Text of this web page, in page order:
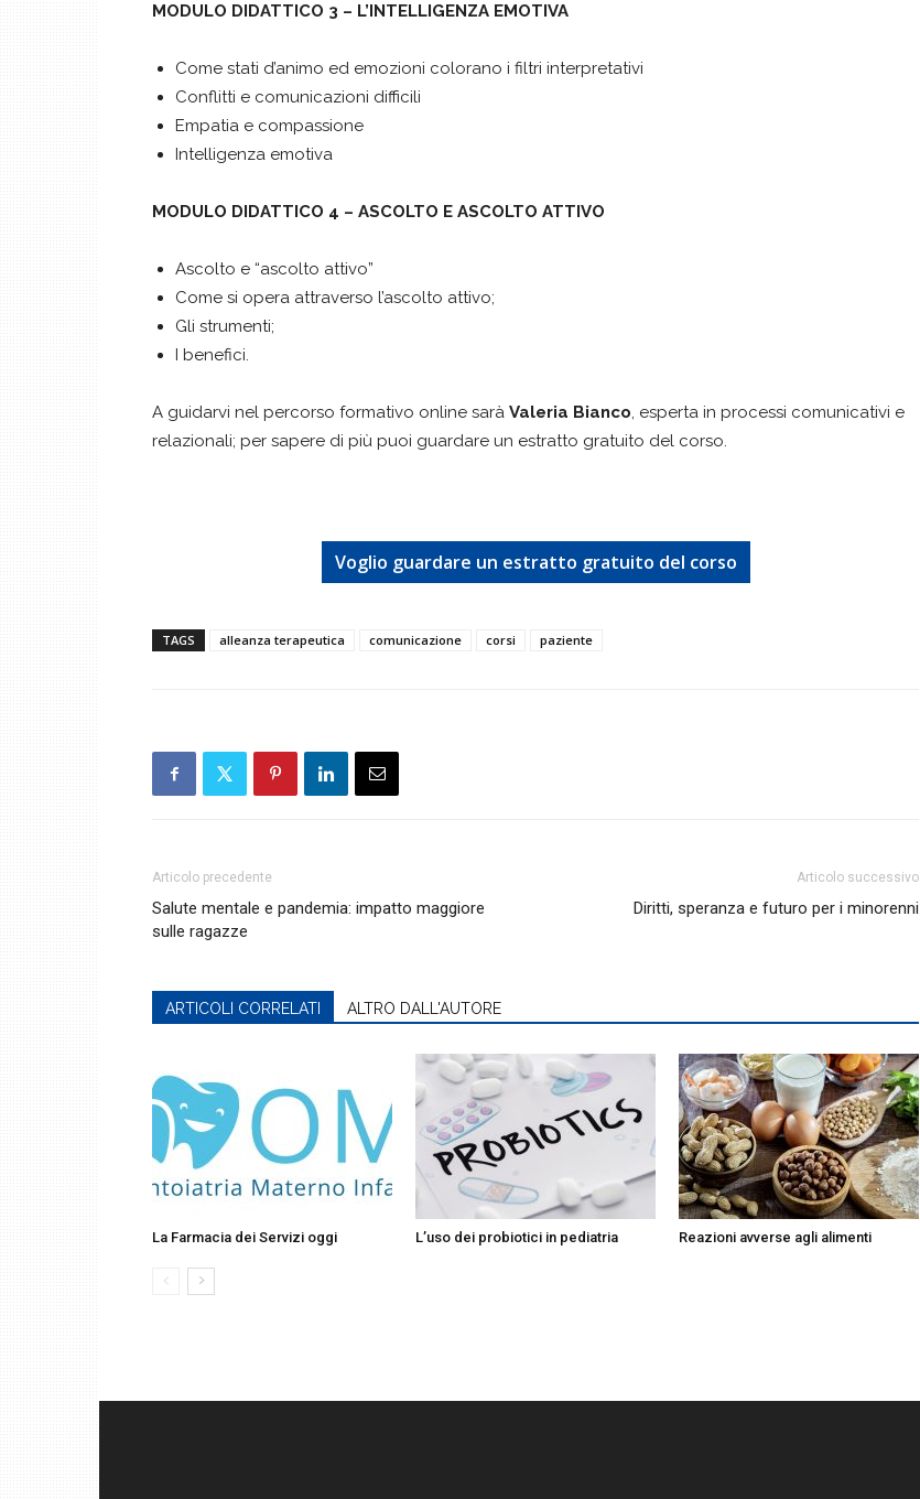
MODULO DIDATTICO 3 – L’INTELLIGENZA EMOTIVA
Come stati d’animo ed emozioni colorano i filtri interpretativi
Conflitti e comunicazioni difficili
Empatia e compassione
Intelligenza emotiva
MODULO DIDATTICO 4 – ASCOLTO E ASCOLTO ATTIVO
Ascolto e “ascolto attivo”
Come si opera attraverso l’ascolto attivo;
Gli strumenti;
I benefici.
A guidarvi nel percorso formativo online sarà Valeria Bianco, esperta in processi comunicativi e
relazionali; per sapere di più puoi guardare un estratto gratuito del corso.
Voglio guardare un estratto gratuito del corso
TAGS alleanza terapeutica comunicazione corsi paziente
Articolo precedente
Salute mentale e pandemia: impatto maggiore
sulle ragazze
Articolo successivo
Diritti, speranza e futuro per i minorenni
ARTICOLI CORRELATI ALTRO DALL'AUTORE
La Farmacia dei Servizi oggi L’uso dei probiotici in pediatria Reazioni avverse agli alimenti